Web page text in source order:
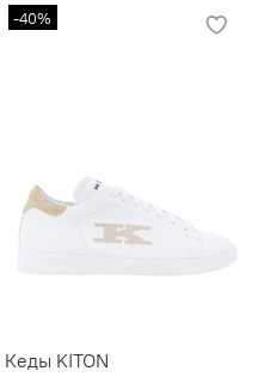
-40%
Кеды KITON